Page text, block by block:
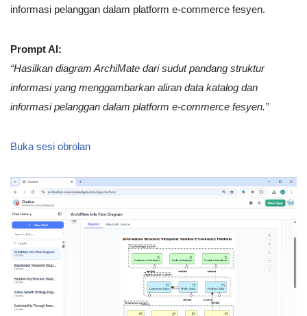
informasi pelanggan dalam platform e-commerce fesyen.
Prompt AI:
“Hasilkan diagram ArchiMate dari sudut pandang struktur
informasi yang menggambarkan aliran data katalog dan
informasi pelanggan dalam platform e-commerce fesyen.”
Buka sesi obrolan